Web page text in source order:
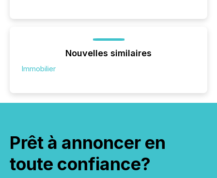
Nouvelles similaires
Immobilier
Prêt à annoncer en
toute confiance?